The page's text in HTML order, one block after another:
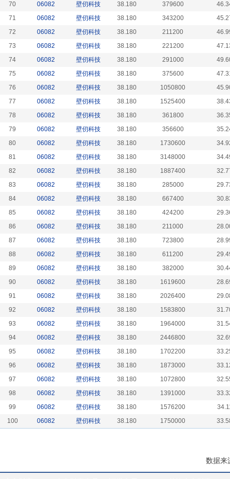
70
06082 壁仞科技 38.180 379600
71
06082 壁仞科技 38.180 343200
72
06082 壁仞科技 38.180 211200
73
06082 壁仞科技 38.180 221200
74
06082 壁仞科技 38.180 291000
75
06082 壁仞科技 38.180 375600
76
06082 壁仞科技 38.180 1050800
77
06082 壁仞科技 38.180 1525400
78
06082 壁仞科技 38.180 361800
79
06082 壁仞科技 38.180 356600
80
06082 壁仞科技 38.180 1730600
81
06082 壁仞科技 38.180 3148000
82
06082 壁仞科技 38.180 1887400
83
06082 壁仞科技 38.180 285000
84
06082 壁仞科技 38.180 667400
85
06082 壁仞科技 38.180 424200
86
06082 壁仞科技 38.180 211000
87
06082 壁仞科技 38.180 723800
88
06082 壁仞科技 38.180 611200
89
06082 壁仞科技 38.180 382000
90
06082 壁仞科技 38.180 1619600
91
06082 壁仞科技 38.180 2026400
92
06082 壁仞科技 38.180 1583800
93
06082 壁仞科技 38.180 1964000
94
06082 壁仞科技 38.180 2446800
95
06082 壁仞科技 38.180 1702200
96
06082 壁仞科技 38.180 1873000
97
06082 壁仞科技 38.180 1072800
98
06082 壁仞科技 38.180 1391000
99
06082 壁仞科技 38.180 1576200
100
06082 壁仞科技 38.180 1750000
数据来